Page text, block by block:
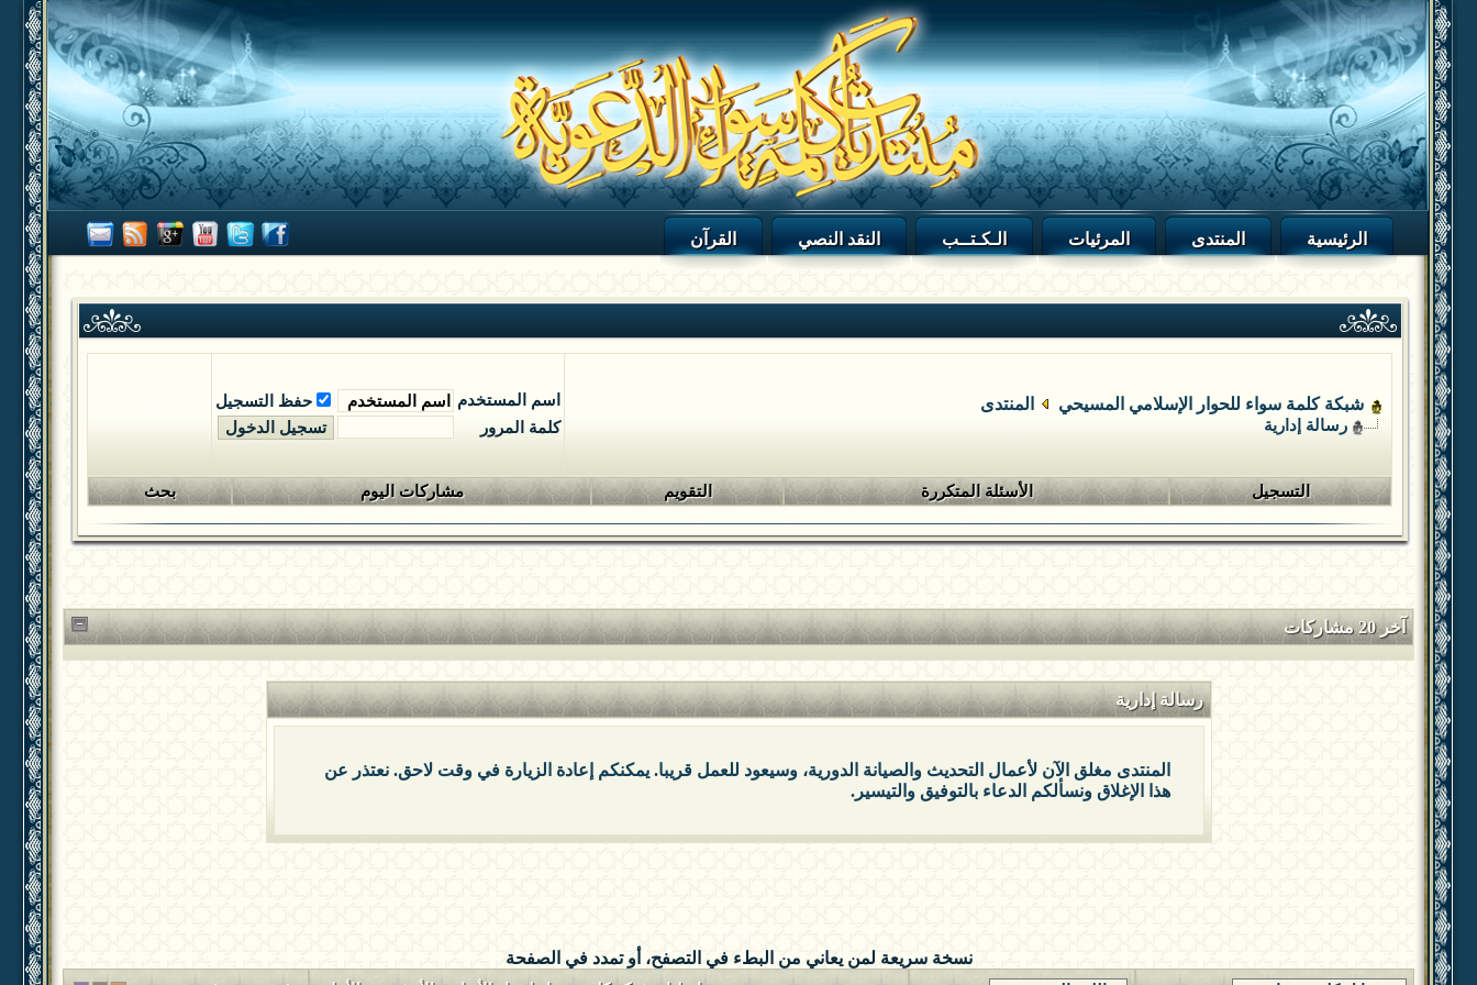
القرآن النقد النصي الـكـتــب المرئيات المنتدى الرئيسية
شبكة كلمة سواء للحوار الإسلامي المسيحي المنتدى
رسالة إدارية
اسم المستخدم
حفظ التسجيل
كلمة المرور
التسجيل الأسئلة المتكررة التقويم مشاركات اليوم بحث
آخر 20 مشاركات
رسالة إدارية
المنتدى مغلق الآن لأعمال التحديث والصيانة الدورية، وسيعود للعمل قريبا. يمكنكم إعادة الزيارة في وقت لاحق. نعتذر عن
هذا الإغلاق ونسألكم الدعاء بالتوفيق والتيسير.
نسخة سريعة لمن يعاني من البطء في التصفح، أو تمدد في الصفحة